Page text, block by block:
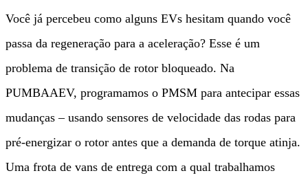
Você já percebeu como alguns EVs hesitam quando você
passa da regeneração para a aceleração? Esse é um
problema de transição de rotor bloqueado. Na
PUMBAAEV, programamos o PMSM para antecipar essas
mudanças – usando sensores de velocidade das rodas para
pré-energizar o rotor antes que a demanda de torque atinja.
Uma frota de vans de entrega com a qual trabalhamos